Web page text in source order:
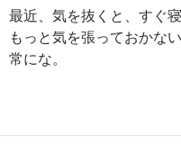
最近、気を抜くと、すぐ
もっと気を張っておかない
常にな。